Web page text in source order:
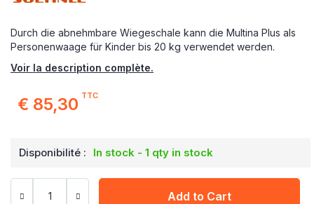
Durch die abnehmbare Wiegeschale kann die Multina Plus als
Personenwaage für Kinder bis 20 kg verwendet werden.
Voir la description complète.
€ 85,30 TTC
Disponibilité : In stock - 1 qty in stock
Add to Cart